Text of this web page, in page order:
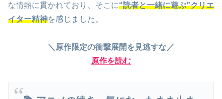
な情熱に貫かれており、そこに“読者と一緒に遊ぶ”クリエ
イター精神を感じました。
＼原作限定の衝撃展開を見逃すな／
原作を読む